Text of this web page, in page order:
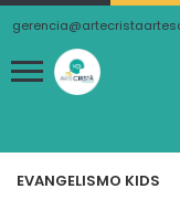
EVANGELISMO KIDS